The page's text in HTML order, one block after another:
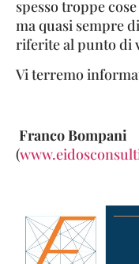
spesso troppe
ma quasi sempre
riferite al punto di
Vi terremo
Franco Bompani
(